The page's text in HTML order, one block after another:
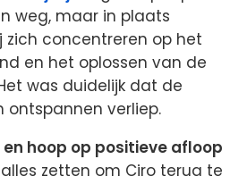
weg, maar in plaats
concentreren op het
en het oplossen van de
was duidelijk dat de
ontspannen verliep.
hoop op positieve afloop
zetten om Ciro terug te